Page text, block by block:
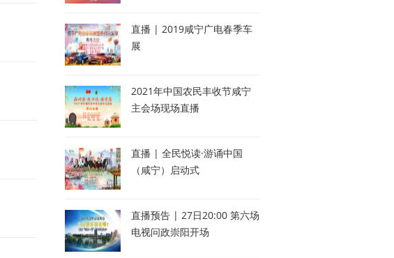
直播 | 2019咸宁广电春季车
展
2021年中国农民丰收节咸宁
主会场现场直播
直播 | 全民悦读·游诵中国
（咸宁）启动式
直播预告 | 27日20:00 第六场
电视问政崇阳开场